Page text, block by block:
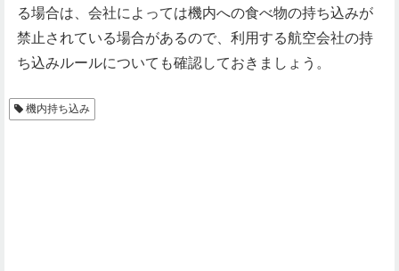
る場合は、会社によっては機内への食べ物の持ち込みが
禁止されている場合があるので、利用する航空会社の持
ち込みルールについても確認しておきましょう。
機内持ち込み